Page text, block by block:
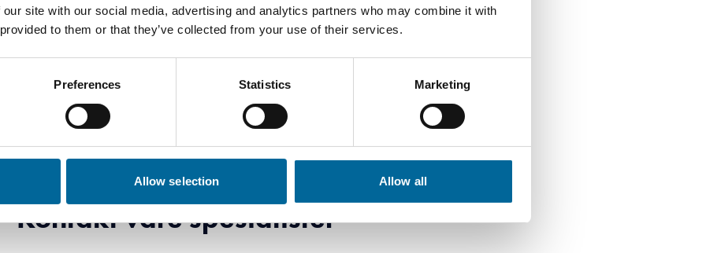
site with our social media, advertising and analytics partners who may combine it with
to them or that they’ve collected from your use of their services.
Preferences Statistics Marketing
Allow selection Allow all
Kontakt våre spesialister